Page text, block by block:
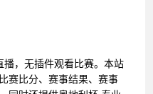
，无插件观看比赛。本站
赛比分、赛事结果、赛事